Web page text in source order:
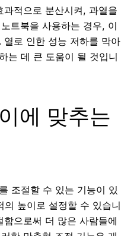
적으로 분산시켜, 과열을
트북을 사용하는 경우, 이
로 인한 성능 저하를 막아
는 데 큰 도움이 될 것입니
에 맞추는
조절할 수 있는 기능이 있
높이로 설정할 수 있습니
으로써 더 많은 사람들에